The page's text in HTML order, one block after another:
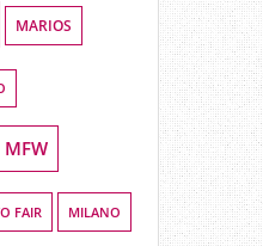
MARIOS
MFW
FAIR MILANO